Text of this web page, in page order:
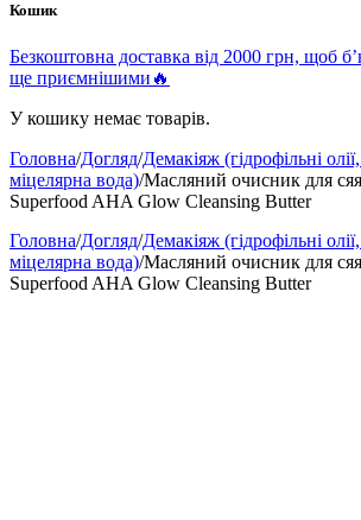
Кошик
Безкоштовна доставка від 2000 грн, щоб
ще приємнішими🔥
У кошику немає товарів.
Головна/Догляд/Демакіяж (гідрофільні
міцелярна вода)/Масляний очисник для
Superfood AHA Glow Cleansing Butter
Головна/Догляд/Демакіяж (гідрофільні
міцелярна вода)/Масляний очисник для
Superfood AHA Glow Cleansing Butter